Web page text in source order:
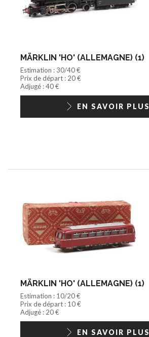
MÄRKLIN 'HO' (ALLEMAGNE) (1)
Estimation : 30/40 €
Prix de départ : 20 €
Adjugé : 40 €
EN SAVOIR PLUS
MÄRKLIN 'HO' (ALLEMAGNE) (1)
Estimation : 10/20 €
Prix de départ : 10 €
Adjugé : 20 €
EN SAVOIR PLUS